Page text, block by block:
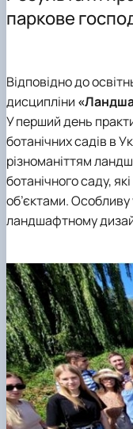
Лабораторії
Співпраця
Приймальна
Олімпіади
Матеріальне
Конференції
Наукові гуртки
паркове
Відповідно до
дисципліни
У перший день
ботанічних садів в
різноманіттям
ботанічного саду,
об’єктами. Особливу
ландшафтному